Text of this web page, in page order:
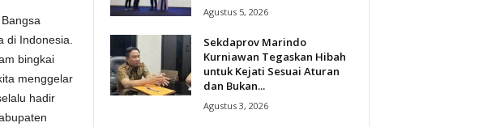
di Indonesia.
bingkai
menggelar
hadir
Agustus 5, 2026
Sekdaprov Marindo
Kurniawan Tegaskan Hibah
untuk Kejati Sesuai Aturan
dan Bukan...
Agustus 3, 2026